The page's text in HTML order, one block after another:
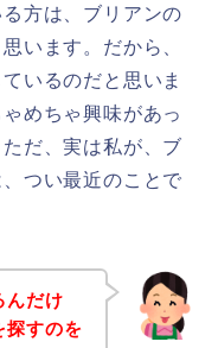
方は、ブリアンの
います。だから、
いるのだと思いま
めちゃ興味があっ
だ、実は私が、ブ
つい最近のことで
んだけ
探すのを